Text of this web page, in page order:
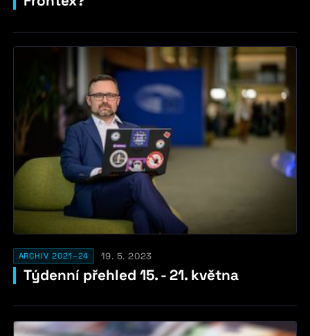
ARCHIV 2021–24 19. 5. 2023
Týdenní přehled 15. - 21. května